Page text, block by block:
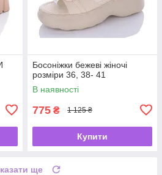
Босоніжки бежеві жіночі
розміри 36, 38- 41
В наявності
775 ₴ 1 125 ₴
Купити
ще